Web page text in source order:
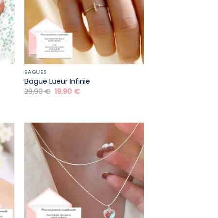
BAGUES
Bague Lueur Infinie
29,90€ Le
prix
19,90 €Le